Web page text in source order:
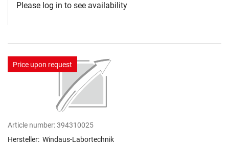
Please log in to see availability
Price upon request
Article number:394310025
Hersteller: Windaus-Labortechnik